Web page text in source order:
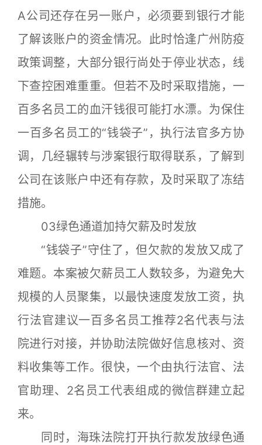
A公司还存在另一账户，必须要到银行才能
了解该账户的资金情况。此时恰逢广州防疫
政策调整，大部分银行尚处于停业状态，线
下查控困难重重。但若不及时采取措施，一
百多名员工的血汗钱很可能打水漂。为保住
一百多名员工的“钱袋子”，执行法官多方协
调，几经辗转与涉案银行取得联系，了解到
公司在该账户中还有存款，及时采取了冻结
措施。
03绿色通道加持欠薪及时发放
“钱袋子”守住了，但欠款的发放又成了
难题。本案被欠薪员工人数较多，为避免大
规模的人员聚集，以最快速度发放工资，执
行法官建议一百多名员工推荐2名代表与法
院进行对接，并协助法院做好信息核对、资
料收集等工作。很快，一个由执行法官、法
官助理、2名员工代表组成的微信群建立起
来。
同时，海珠法院打开执行款发放绿色通